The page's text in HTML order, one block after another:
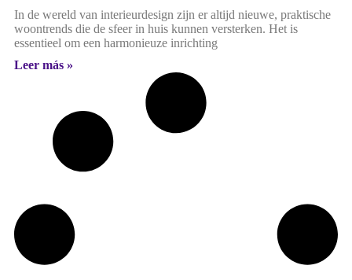
In de wereld van interieurdesign zijn er altijd nieuwe, praktische
woontrends die de sfeer in huis kunnen versterken. Het is
essentieel om een harmonieuze inrichting
Leer más »